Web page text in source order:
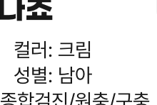
쵸
컬러: 크림
성별: 남아